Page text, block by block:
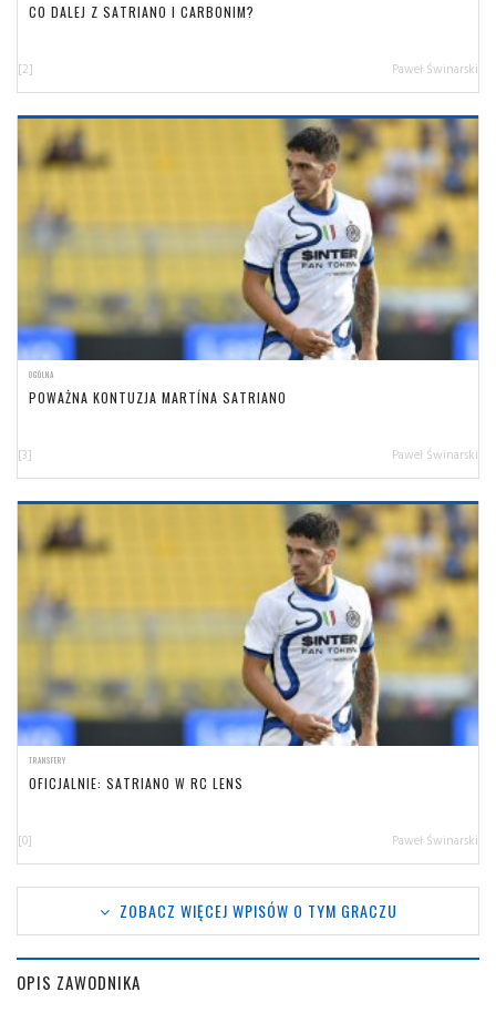
CO DALEJ Z SATRIANO I CARBONIM?
[2] Paweł Świnarski
OGÓLNA
POWAŻNA KONTUZJA MARTÍNA SATRIANO
[3] Paweł Świnarski
TRANSFERY
OFICJALNIE: SATRIANO W RC LENS
[0] Paweł Świnarski
ZOBACZ WIĘCEJ WPISÓW O TYM GRACZU
OPIS ZAWODNIKA